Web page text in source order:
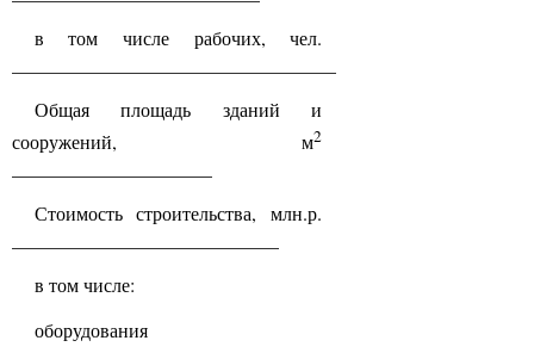
в том числе рабочих, чел.
Общая площадь зданий и
сооружений, м2
Стоимость строительства, млн.р.
в том числе:
оборудования